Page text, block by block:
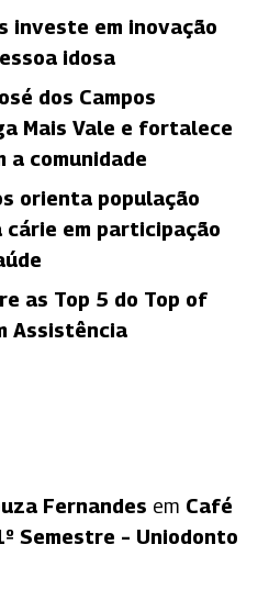
investe em inovação
idosa
dos Campos
Mais Vale e fortalece
a comunidade
orienta população
cárie em participação
as Top 5 do Top of
Assistência
Fernandes em Café
Semestre – Uniodonto